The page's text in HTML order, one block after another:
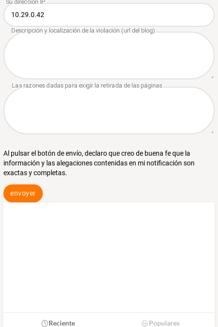
Al pulsar el botón de envío, declaro que creo de buena fe que la
información y las alegaciones contenidas en mi notificación son
exactas y completas.
envoyer
Reciente Populares